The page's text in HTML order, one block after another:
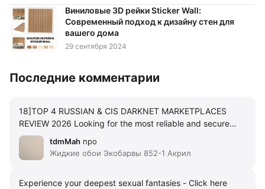
Виниловые 3D рейки Sticker Wall:
Современный подход к дизайну стен для
вашего дома
29 сентября 2024
Последние комментарии
18]TOP 4 RUSSIAN & CIS DARKNET MARKETPLACES
REVIEW 2026 Looking for the most reliable and secure
Russian-speaking darknet marketplaces in 2026? Here's
our comprehensive review of the top 4 platforms that
dominate the underground market scene in Russia,
#2 BLACKSPRUT MARKET Rating: 9.5/10 BlackSprut has
tdmMah про
Жидкие обои Экобарвы 852-1 Акрил
Experience your deepest sexual fantasies - Click here